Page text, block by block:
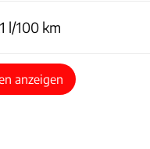
l/100 km
anzeigen